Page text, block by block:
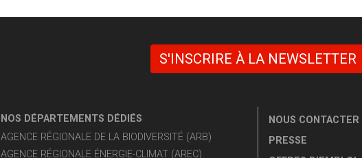
S'INSCRIRE À LA NEWSLETTER
NOS DÉPARTEMENTS DÉDIÉS
AGENCE RÉGIONALE DE LA BIODIVERSITÉ (ARB)
AGENCE RÉGIONALE ÉNERGIE-CLIMAT (AREC)
NOUS CONTACTER
PRESSE